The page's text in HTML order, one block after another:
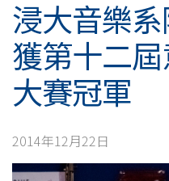
系
陳
永
業
同
浸大音樂
獲第十二
大賽冠軍
2014年12月22日